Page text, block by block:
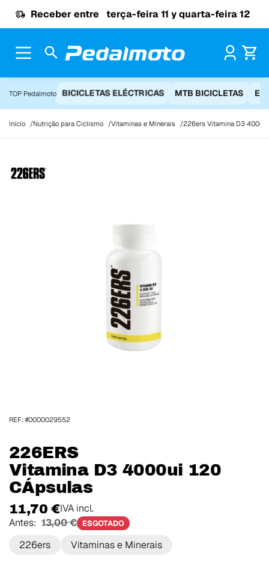
Receber entre terça-feira 11 y quarta-feira 12
TOP Pedalmoto BICICLETAS ELÉCTRICAS MTB BICICLETAS
Início Nutrição para Ciclismo Vitaminas e Minerais 226ers Vitamina D3
226ERS
Vitamina D3 4000ui 120
CÁpsulas
11,70 €IVA incl.
Antes: 13,00 € ESGOTADO
226ers Vitaminas e Minerais
REF: #0000029552